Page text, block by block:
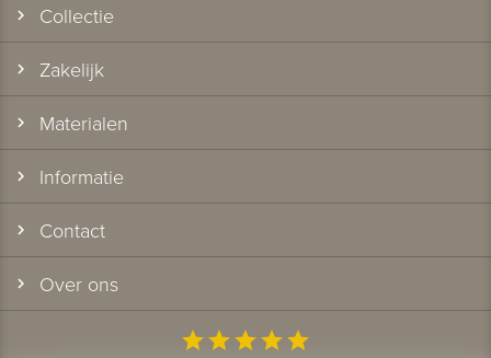
Collectie
Zakelijk
Materialen
Informatie
Contact
Over ons
starstarstarstarstar